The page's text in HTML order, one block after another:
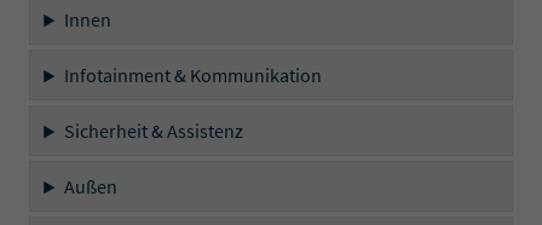
Innen
Infotainment & Kommunikation
Sicherheit & Assistenz
Außen